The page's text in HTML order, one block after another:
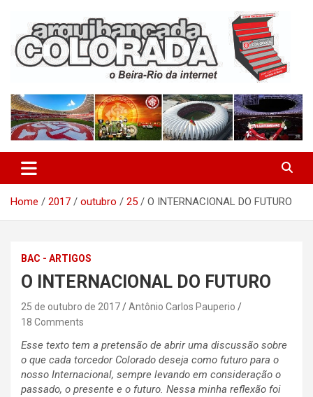
content
Arquibancada Colorada
Home 2017 outubro 25 O INTERNACIONAL DO FUTURO
BAC - ARTIGOS
O INTERNACIONAL DO FUTURO
25 de outubro de 2017
Antônio Carlos Pauperio
18 Comments
Esse texto tem a pretensão de abrir uma discussão sobre
o que cada torcedor Colorado deseja como futuro para o
nosso Internacional, sempre levando em consideração o
passado, o presente e o futuro. Nessa minha reflexão foi